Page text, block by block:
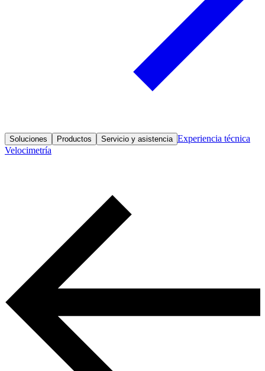
Soluciones Productos Servicio y asistencia Experiencia técnica
Velocimetría